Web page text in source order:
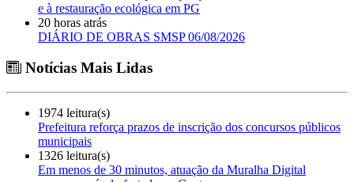
e à restauração ecológica em PG
20 horas atrás
DIÁRIO DE OBRAS SMSP 06/08/2026
Notícias Mais Lidas
1974 leitura(s)
Prefeitura reforça prazos de inscrição dos concursos públicos
municipais
1326 leitura(s)
Em menos de 30 minutos, atuação da Muralha Digital